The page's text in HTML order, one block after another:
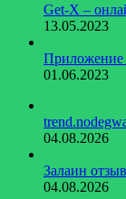
Get-X –
13.05.2023
Приложение
01.06.2023
04.08.2026
Залаин
04.08.2026